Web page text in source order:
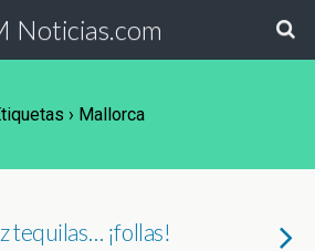
Noticias.com
› Mallorca
tequilas… ¡follas!